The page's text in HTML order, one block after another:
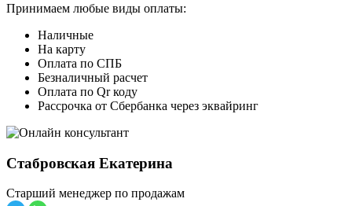
Принимаем любые виды оплаты:
Наличные
На карту
Оплата по СПБ
Безналичный расчет
Оплата по Qr коду
Рассрочка от Сбербанка через эквайринг
Стабровская Екатерина
Старший менеджер по продажам